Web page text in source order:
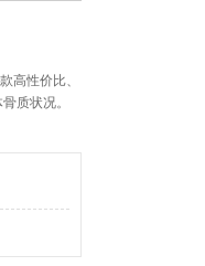
高性价比、
质状况。